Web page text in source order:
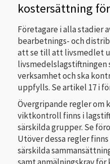
kostersättning
Företagare i alla stadier
bearbetnings- och
att se till att livsmedlet
livsmedelslagstiftningen
verksamhet och ska
uppfylls. Se artikel 17 i
Övergripande regler
viktkontroll finns i
särskilda grupper. Se
Utöver dessa regler
särskilda